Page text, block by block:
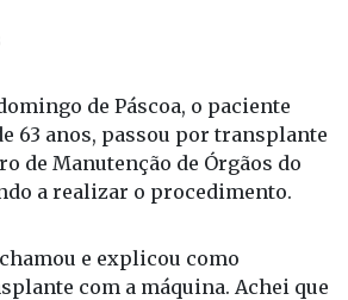
de Páscoa, o paciente
63 anos, passou por transplante
de Manutenção de Órgãos do
a realizar o procedimento.
chamou e explicou como
com a máquina. Achei que